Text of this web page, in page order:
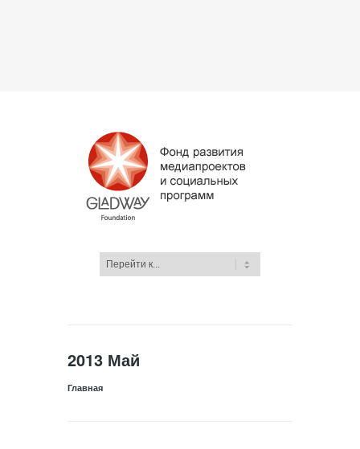
2013 Май
Главная